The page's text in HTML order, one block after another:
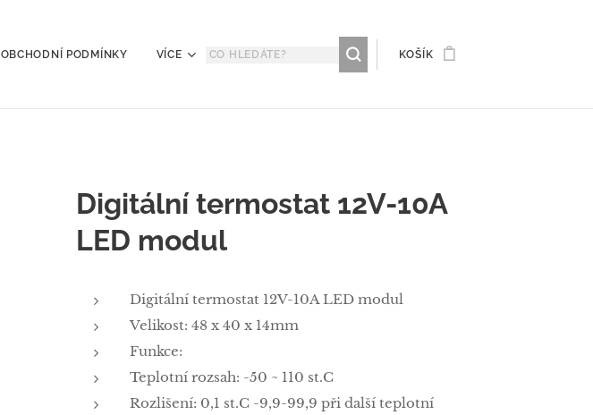
OBCHODNÍ PODMÍNKY VÍCE KOŠÍK
Digitální termostat 12V-10A
LED modul
Digitální termostat 12V-10A LED modul
Velikost: 48 x 40 x 14mm
Funkce:
Teplotní rozsah: -50 ~ 110 st.C
Rozlišení: 0,1 st.C -9,9-99,9 při další teplotní